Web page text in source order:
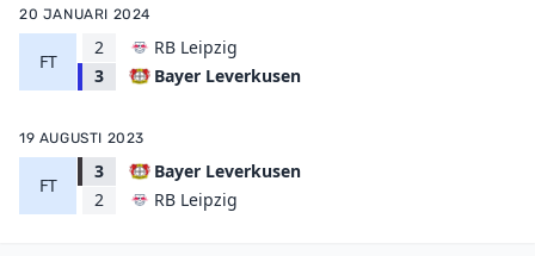
20 JANUARI 2024
FT
2
3
RB Leipzig
Bayer Leverkusen
19 AUGUSTI 2023
FT
3
2
Bayer Leverkusen
RB Leipzig